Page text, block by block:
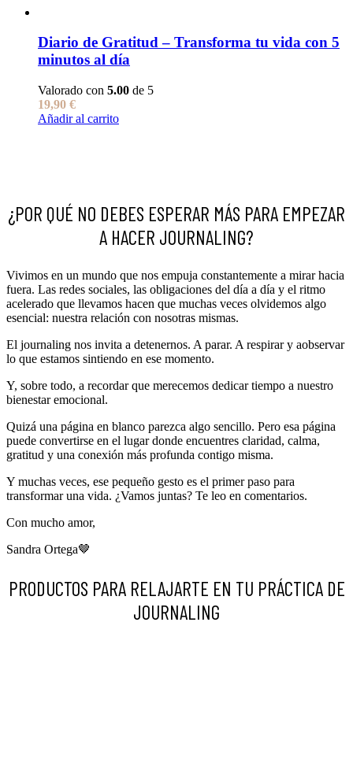
Diario de Gratitud – Transforma tu vida con 5
minutos al día
Valorado con 5.00 de 5
19,90 €
Añadir al carrito
¿POR QUÉ NO DEBES ESPERAR MÁS PARA EMPEZAR
A HACER JOURNALING?
Vivimos en un mundo que nos empuja constantemente a mirar hacia
fuera. Las redes sociales, las obligaciones del día a día y el ritmo
acelerado que llevamos hacen que muchas veces olvidemos algo
esencial: nuestra relación con nosotras mismas.
El journaling nos invita a detenernos. A parar. A respirar y aobservar
lo que estamos sintiendo en ese momento.
Y, sobre todo, a recordar que merecemos dedicar tiempo a nuestro
bienestar emocional.
Quizá una página en blanco parezca algo sencillo. Pero esa página
puede convertirse en el lugar donde encuentres claridad, calma,
gratitud y una conexión más profunda contigo misma.
Y muchas veces, ese pequeño gesto es el primer paso para
transformar una vida. ¿Vamos juntas? Te leo en comentarios.
Con mucho amor,
Sandra Ortega🤎
PRODUCTOS PARA RELAJARTE EN TU PRÁCTICA DE
JOURNALING